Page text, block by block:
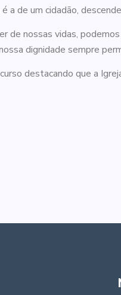
a de um cidadão,
de nossas vidas,
dignidade sempre
destacando que a